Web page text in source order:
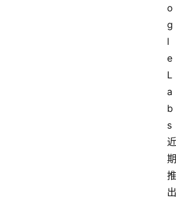
o
g
l
e
L
a
b
s
近
期
推
出